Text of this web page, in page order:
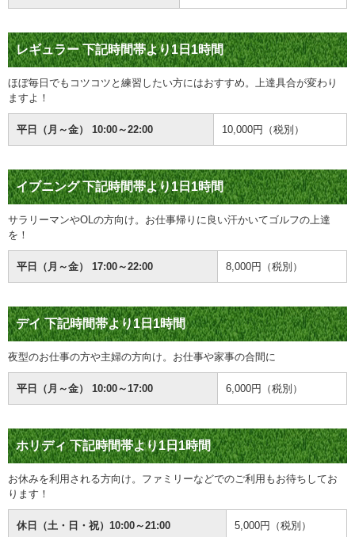
レギュラー下記時間帯より1日1時間
ほぼ毎日でもコツコツと練習したい方にはおすすめ。上達具合が変わり
ますよ！
平日（月～金） 10:00～22:00 10,000円（税別 ）
イブニング下記時間帯より1日1時間
サラリーマンやOLの方向け。お仕事帰りに良い汗かいてゴルフの上達
を！
平日（月～金） 17:00～22:00 8,000円（税別 ）
デイ下記時間帯より1日1時間
夜型のお仕事の方や主婦の方向け。お仕事や家事の合間に
平日（月～金） 10:00～17:00 6,000円（税別 ）
ホリディ下記時間帯より1日1時間
お休みを利用される方向け。ファミリーなどでのご利用もお待ちしてお
ります！
休日（土・日・祝）10:00～21:00 5,000円（税別 ）